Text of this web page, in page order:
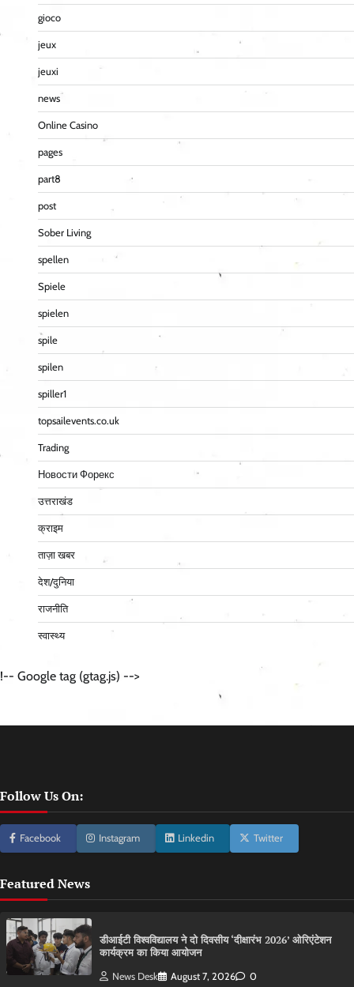
gioco
jeux
jeuxi
news
Online Casino
pages
part8
post
Sober Living
spellen
Spiele
spielen
spile
spilen
spiller1
topsailevents.co.uk
Trading
Новости Форекс
उत्तराखंड
क्राइम
ताज़ा खबर
देश/दुनिया
राजनीति
स्वास्थ्य
!-- Google tag (gtag.js) -->
Follow Us On:
Facebook Instagram Linkedin Twitter
Featured News
डीआईटी विश्वविद्यालय ने दो दिवसीय ‘दीक्षारंभ 2026’ ओरिएंटेशन
कार्यक्रम का किया आयोजन
News Desk August 7, 2026 0